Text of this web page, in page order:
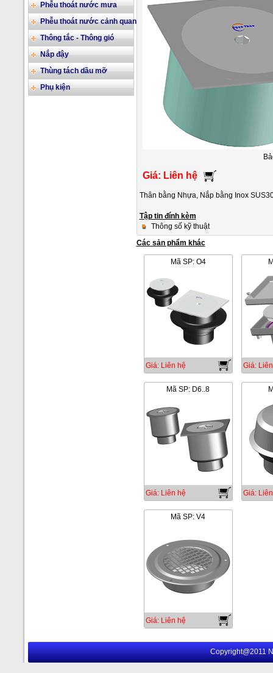
Phễu thoát nước mưa
Phễu thoát nước cảnh quan
Thông tắc - Thông gió
Nắp đậy
Thùng tách dầu mỡ
Phụ kiện
Giá: Liên hệ
Thân bằng Nhựa, Nắp bằng Inox
Tập tin đính kèm
Thông số kỹ thuật
Các sản phẩm khác
Mã SP: O4
Giá: Liên hệ Giá:
Mã SP: D6..8
Giá: Liên hệ Giá:
Mã SP: V4
Giá: Liên hệ
Copyright@2011